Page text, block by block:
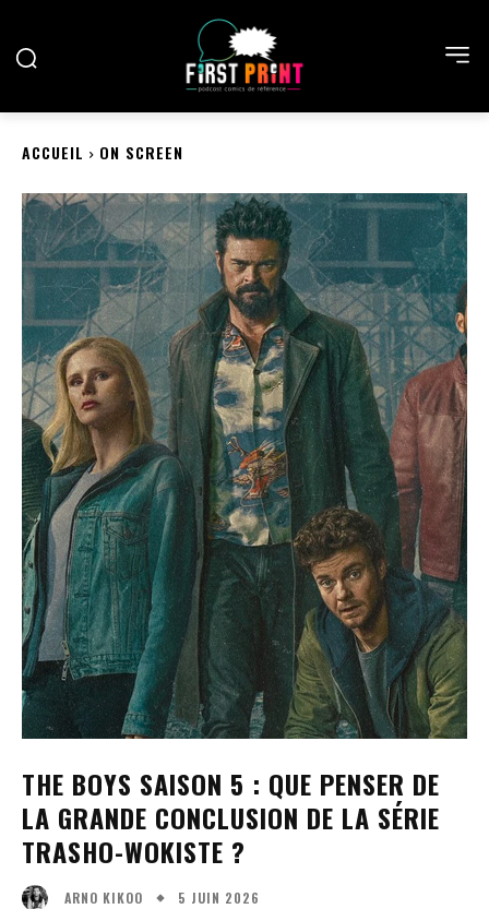
ACCUEIL ON SCREEN
THE BOYS SAISON 5 : QUE PENSER DE
LA GRANDE CONCLUSION DE LA SÉRIE
TRASHO-WOKISTE ?
ARNO KIKOO 5 JUIN 2026